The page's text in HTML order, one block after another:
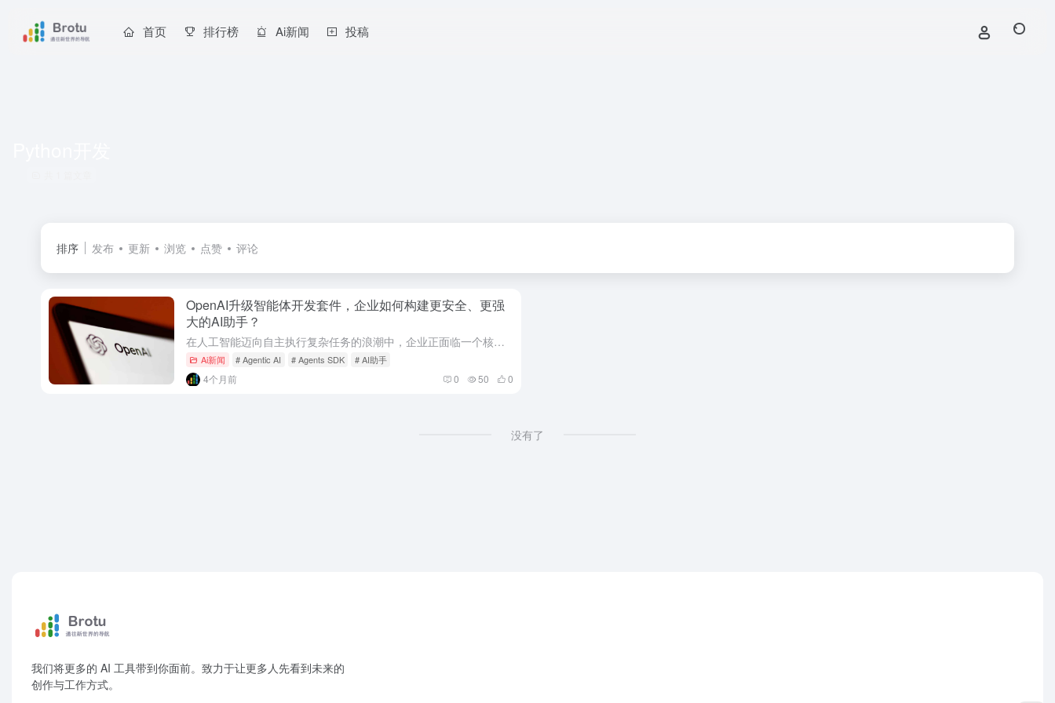
首页 排行榜 Ai新闻 投稿
排序 发布 更新 浏览 点赞 评论
OpenAI升级智能体开发套件，企业如何构建更安全、更强
大的AI助手？
在人工智能迈向自主执行复杂任务的浪潮中，企业正面临一个核心挑战：如何安全、可控地部署这些具备自主决策能力的智能体（Agent）。最新行业动态指出，OpenAI对其智能体软件开发工具包（Agents S...
Ai新闻 # Agentic AI # Agents SDK # AI助手
4个月前 0 50 0
没有了
我们将更多的 AI 工具带到你面前。致力于让更多人先看到未来的
创作与工作方式。